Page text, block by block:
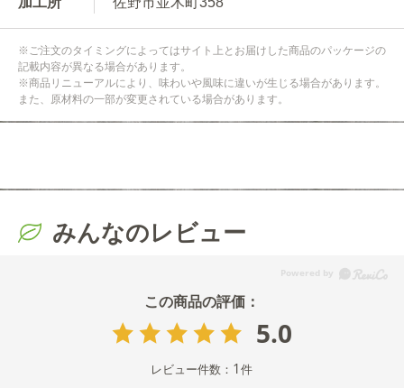
※ご注文のタイミングによってはサイト上とお届けした商品のパッケージの
記載内容が異なる場合があります。
※商品リニューアルにより、味わいや風味に違いが生じる場合があります。
また、原材料の一部が変更されている場合があります。
みんなのレビュー
5.0
レビュー件数： 1件